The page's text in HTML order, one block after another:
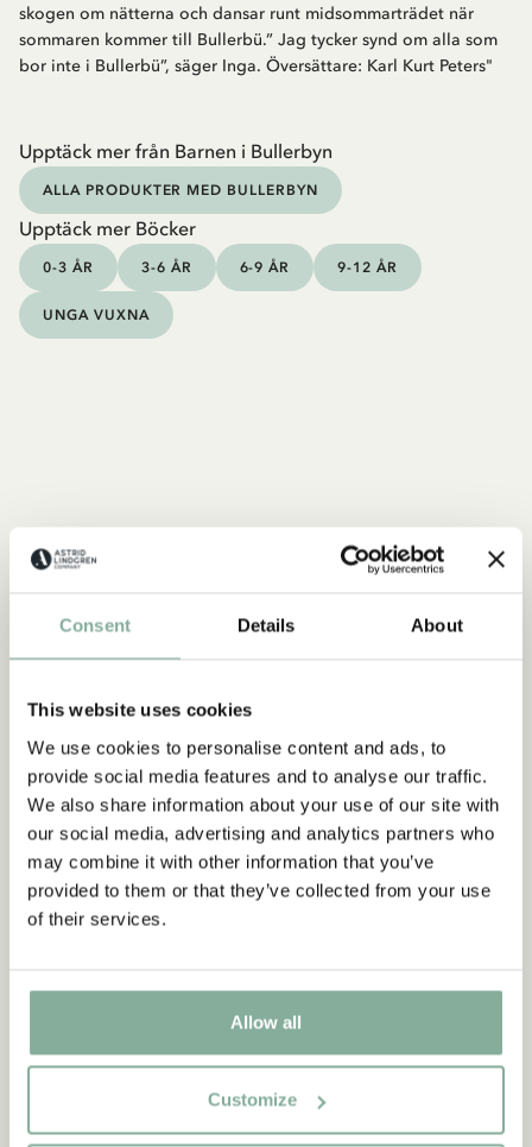
Consent Details About
This website uses cookies
We use cookies to personalise content and ads, to
provide social media features and to analyse our traffic.
We also share information about your use of our site with
our social media, advertising and analytics partners who
may combine it with other information that you’ve
provided to them or that they’ve collected from your use
of their services.
Allow all
Customize
skogen om nätterna och dansar runt midsommarträdet när
sommaren kommer till Bullerbü.” Jag tycker synd om alla som
bor inte i Bullerbü”, säger Inga. Översättare: Karl Kurt Peters"
Upptäck mer från Barnen i Bullerbyn
ALLA PRODUKTER MED BULLERBYN
Upptäck mer Böcker
0-3 ÅR 3-6 ÅR 6-9 ÅR 9-12 ÅR
UNGA VUXNA
SHOP
Allt med Bullerbyn